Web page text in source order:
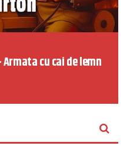
Armata cu cai de lemn